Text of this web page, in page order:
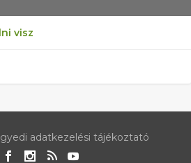
visz
adatkezelési tájékoztató